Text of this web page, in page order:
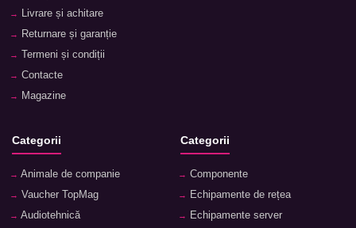
Livrare și achitare
Returnare și garanție
Termeni și condiții
Contacte
Magazine
Categorii
Animale de companie
Vaucher TopMag
Audiotehnică
Categorii
Componente
Echipamente de rețea
Echipamente server